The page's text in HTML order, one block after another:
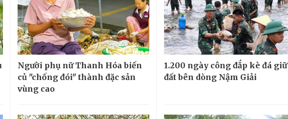
Người phụ nữ Thanh Hóa biến
củ "chống đói" thành đặc sản
vùng cao
1.200 ngày công đắp kè đá giữ
đất bên dòng Nậm Giải